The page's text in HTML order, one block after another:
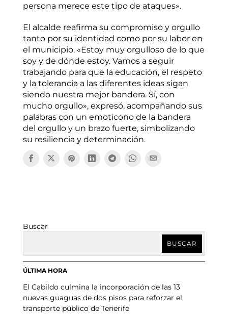
persona merece este tipo de ataques».
El alcalde reafirma su compromiso y orgullo
tanto por su identidad como por su labor en
el municipio. «Estoy muy orgulloso de lo que
soy y de dónde estoy. Vamos a seguir
trabajando para que la educación, el respeto
y la tolerancia a las diferentes ideas sigan
siendo nuestra mejor bandera. Sí, con
mucho orgullo», expresó, acompañando sus
palabras con un emoticono de la bandera
del orgullo y un brazo fuerte, simbolizando
su resiliencia y determinación.
Buscar
BUSCAR
ÚLTIMA HORA
El Cabildo culmina la incorporación de las 13
nuevas guaguas de dos pisos para reforzar el
transporte público de Tenerife